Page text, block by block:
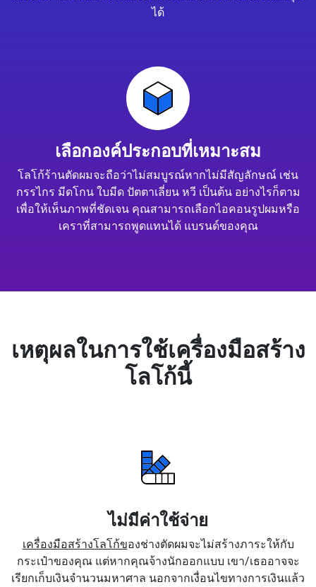
ได้
เลือกองค์ประกอบที่เหมาะสม
โลโก้ร้านตัดผมจะถือว่าไม่สมบูรณ์หากไม่มีสัญลักษณ์ เช่น
กรรไกร มีดโกน ใบมีด ปัตตาเลี่ยน หวี เป็นต้น อย่างไรก็ตาม
เพื่อให้เห็นภาพที่ชัดเจน คุณสามารถเลือกไอคอนรูปผมหรือ
เคราที่สามารถพูดแทนได้ แบรนด์ของคุณ
เหตุผลในการใช้เครื่องมือสร้าง
โลโก้นี้
ไม่มีค่าใช้จ่าย
เครื่องมือสร้างโลโก้ของช่างตัดผมจะไม่สร้างภาระให้กับ
กระเป๋าของคุณ แต่หากคุณจ้างนักออกแบบ เขา/เธออาจจะ
เรียกเก็บเงินจำนวนมหาศาล นอกจากเงื่อนไขทางการเงินแล้ว